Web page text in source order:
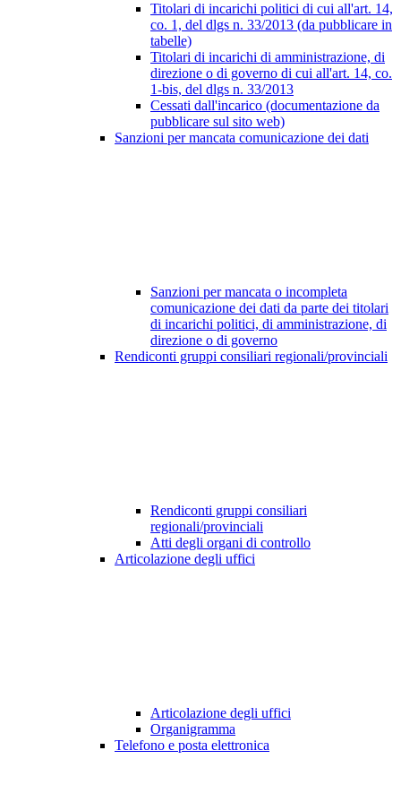
Titolari di incarichi politici di cui all'art. 14,
co. 1, del dlgs n. 33/2013 (da pubblicare in
tabelle)
Titolari di incarichi di amministrazione, di
direzione o di governo di cui all'art. 14, co.
1-bis, del dlgs n. 33/2013
Cessati dall'incarico (documentazione da
pubblicare sul sito web)
Sanzioni per mancata comunicazione dei dati
Sanzioni per mancata o incompleta
comunicazione dei dati da parte dei titolari
di incarichi politici, di amministrazione, di
direzione o di governo
Rendiconti gruppi consiliari regionali/provinciali
Rendiconti gruppi consiliari
regionali/provinciali
Atti degli organi di controllo
Articolazione degli uffici
Articolazione degli uffici
Organigramma
Telefono e posta elettronica